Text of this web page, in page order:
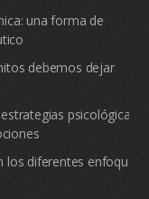
una forma de
debemos dejar
psicológicas
diferentes enfoques